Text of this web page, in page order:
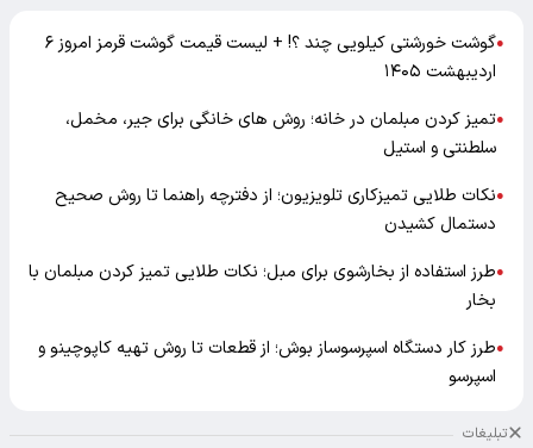
●
گوشت خورشتی کیلویی چند ؟! + لیست قیمت گوشت قرمز امروز ۶
اردیبهشت ۱۴۰۵
●تمیز کردن مبلمان در خانه؛ روش های خانگی برای جیر، مخمل،
سلطنتی و استیل
●نکات طلایی تمیزکاری تلویزیون؛ از دفترچه راهنما تا روش صحیح
دستمال کشیدن
●طرز استفاده از بخارشوی برای مبل؛ نکات طلایی تمیز کردن مبلمان با
بخار
●طرز کار دستگاه اسپرسوساز بوش؛ از قطعات تا روش تهیه کاپوچینو و
اسپرسو
تبلیغات